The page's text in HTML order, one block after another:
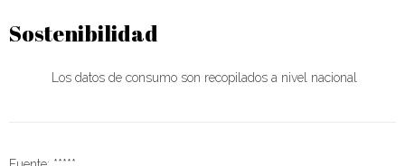
Sostenibilidad
Los datos de consumo son recopilados a nivel nacional